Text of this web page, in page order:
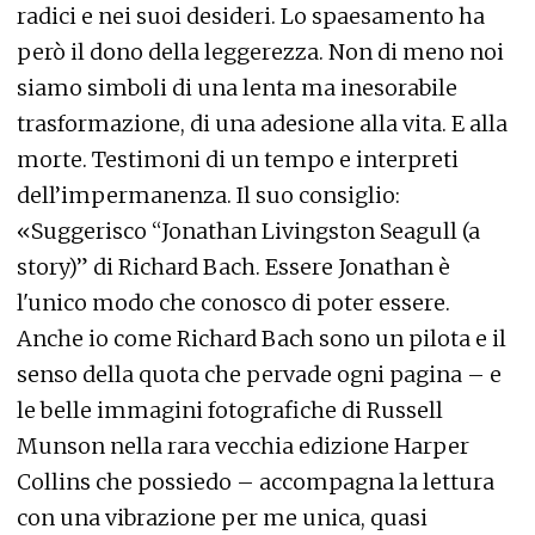
radici e nei suoi desideri. Lo spaesamento ha
però il dono della leggerezza. Non di meno noi
siamo simboli di una lenta ma inesorabile
trasformazione, di una adesione alla vita. E alla
morte. Testimoni di un tempo e interpreti
dell’impermanenza. Il suo consiglio:
«Suggerisco “Jonathan Livingston Seagull (a
story)” di Richard Bach. Essere Jonathan è
l'unico modo che conosco di poter essere.
Anche io come Richard Bach sono un pilota e il
senso della quota che pervade ogni pagina – e
le belle immagini fotografiche di Russell
Munson nella rara vecchia edizione Harper
Collins che possiedo – accompagna la lettura
con una vibrazione per me unica, quasi